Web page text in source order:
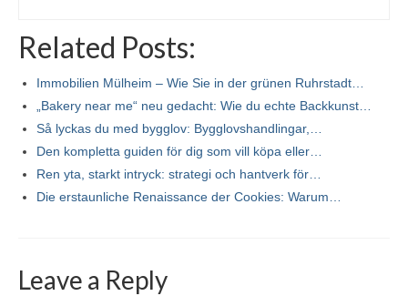
Related Posts:
Immobilien Mülheim – Wie Sie in der grünen Ruhrstadt…
„Bakery near me“ neu gedacht: Wie du echte Backkunst…
Så lyckas du med bygglov: Bygglovshandlingar,…
Den kompletta guiden för dig som vill köpa eller…
Ren yta, starkt intryck: strategi och hantverk för…
Die erstaunliche Renaissance der Cookies: Warum…
Leave a Reply